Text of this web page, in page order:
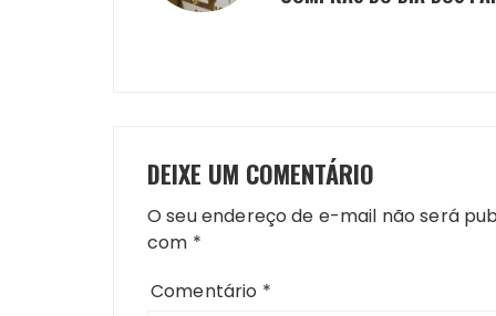
DEIXE UM COMENTÁRIO
O seu endereço de e-mail não será
com *
Comentário *